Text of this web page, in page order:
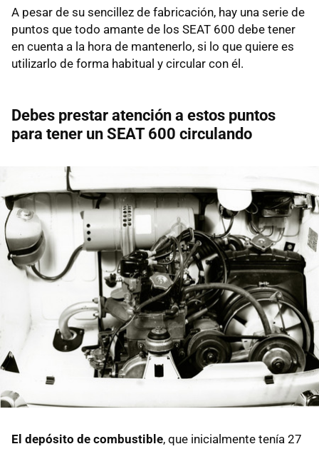
A pesar de su sencillez de fabricación, hay una serie de
puntos que todo amante de los SEAT 600 debe tener
en cuenta a la hora de mantenerlo, si lo que quiere es
utilizarlo de forma habitual y circular con él.
Debes prestar atención a estos puntos
para tener un SEAT 600 circulando
El depósito de combustible, que inicialmente tenía 27